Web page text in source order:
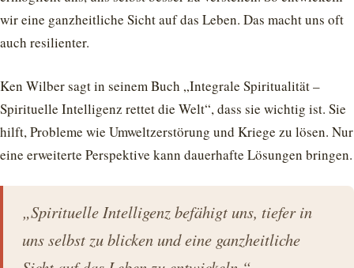
wir eine ganzheitliche Sicht auf das Leben. Das macht uns oft
auch resilienter.
Ken Wilber sagt in seinem Buch „Integrale Spiritualität –
Spirituelle Intelligenz rettet die Welt“, dass sie wichtig ist. Sie
hilft, Probleme wie Umweltzerstörung und Kriege zu lösen. Nur
eine erweiterte Perspektive kann dauerhafte Lösungen bringen.
„Spirituelle Intelligenz befähigt uns, tiefer in
uns selbst zu blicken und eine ganzheitliche